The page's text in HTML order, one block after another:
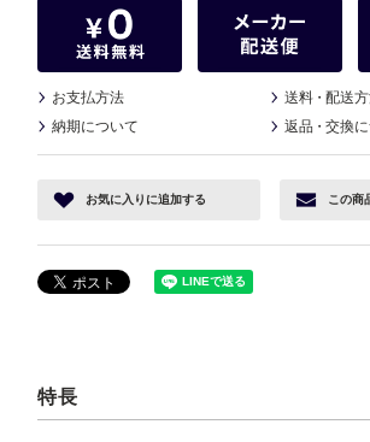
お支払方法 送料・配送
納期について
返品・交換
お気に入り に追加する この商
特長